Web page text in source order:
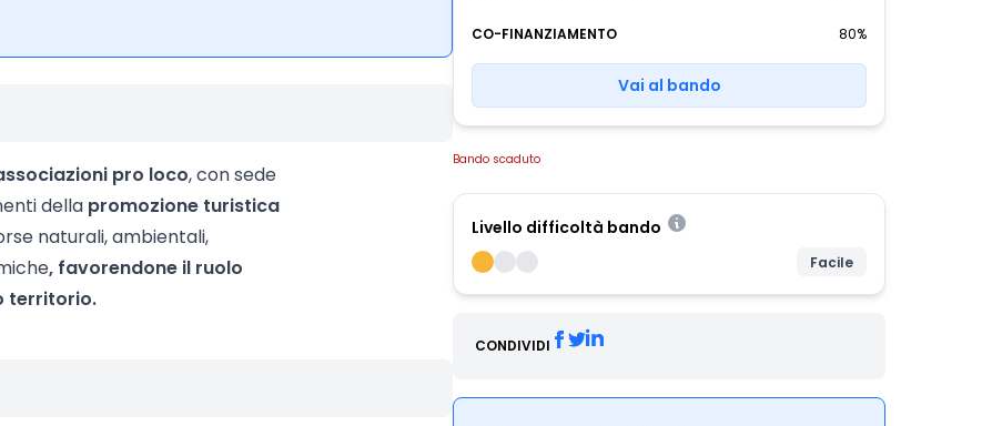
pro loco, con sede
della promozione turistica
naturali, ambientali,
, favorendone il ruolo
territorio.
CO-FINANZIAMENTO 80%
Vai al bando
Bando scaduto
Livello difficoltà bando
Facile
CONDIVIDI